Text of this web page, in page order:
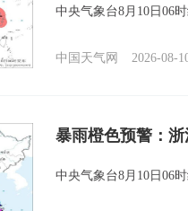
中央气象台8月10日06
中国天气网 2026-08-
暴雨橙色预警：
中央气象台8月10日06